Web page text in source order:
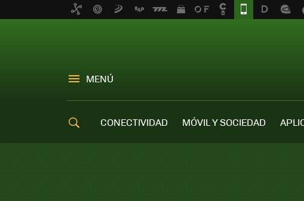
MENÚ
CONECTIVIDAD MÓVIL Y SOCIEDAD